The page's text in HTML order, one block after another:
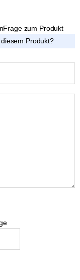
Frage zum Produkt
Produkt?